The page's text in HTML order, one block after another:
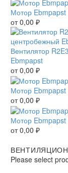
Мотор
от0,00 ₽
Вентилятор
Ebmpapst
от0,00 ₽
Мотор
от0,00 ₽
Мотор
от0,00 ₽
Please select